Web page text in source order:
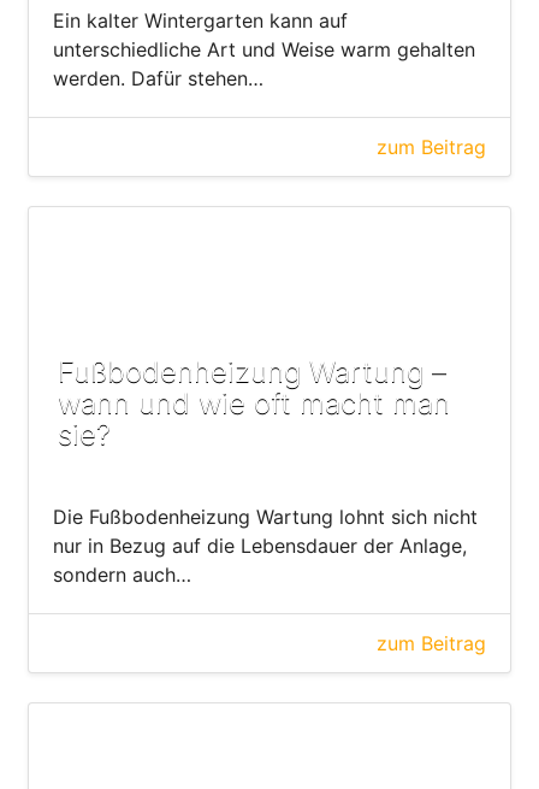
Ein kalter Wintergarten kann auf
unterschiedliche Art und Weise warm gehalten
werden. Dafür stehen…
zum Beitrag
Fußbodenheizung Wartung –
wann und wie oft macht man
sie?
Die Fußbodenheizung Wartung lohnt sich nicht
nur in Bezug auf die Lebensdauer der Anlage,
sondern auch…
zum Beitrag